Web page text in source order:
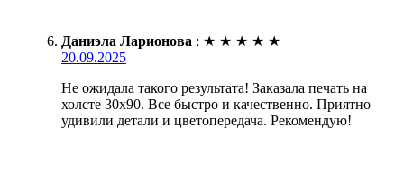
Даниэла Ларионова : ★ ★ ★ ★ ★
20.09.2025
Не ожидала такого результата! Заказала печать на
холсте 30х90. Все быстро и качественно. Приятно
удивили детали и цветопередача. Рекомендую!